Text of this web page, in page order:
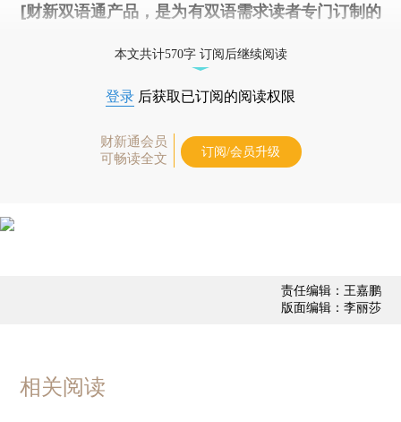
[财新双语通产品，是为有双语需求读者专门订制的
本文共计570字 订阅后继续阅读
登录 后获取已订阅的阅读权限
财新通会员
可畅读全文
订阅/会员升级
责任编辑：王嘉鹏
版面编辑：李丽莎
相关阅读